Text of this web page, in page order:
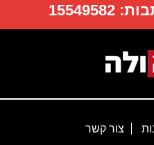
15549582
צור קשר